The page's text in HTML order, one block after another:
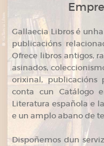
Gallaecia Libros é
publicacións
Ofrece libros antigos,
asinados,
orixinal, publicacións
conta cun Catálogo
Literatura española e
e un amplo abano de
Dispoñemos dun